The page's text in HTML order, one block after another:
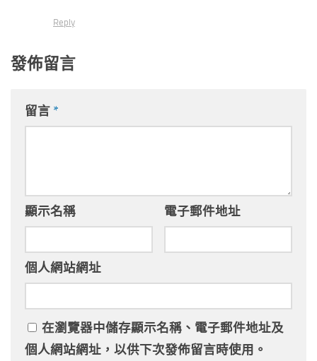
Reply
發佈留言
留言 *
顯示名稱 電子郵件地址
個人網站網址
在瀏覽器中儲存顯示名稱、電子郵件地址及
個人網站網址，以供下次發佈留言時使用。